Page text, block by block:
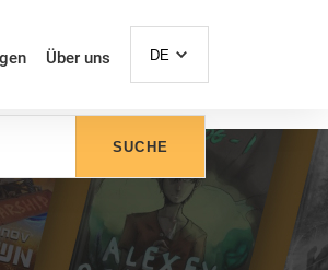
Über uns DE
SUCHE